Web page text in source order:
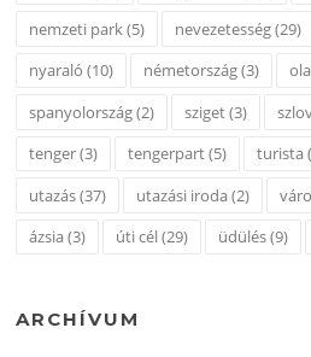
nemzeti park(5) nevezetesség(29)
nyaraló (10) németország(3)
spanyolország(2) sziget(3)
tenger(3) tengerpart(5) turista
utazás(37) utazási iroda(2)
ázsia(3) úti cél(29) üdülés(9)
ARCHÍVUM